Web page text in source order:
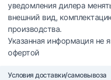
уведомления дилера
внешний вид,
производства.
Указанная информация не
офертой
Условия доставки/самовывоза